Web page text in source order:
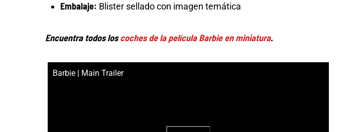
Embalaje: Blister sellado con imagen temática
Encuentra todos loscoches de la película Barbie en miniatura.
Barbie | Main Trailer